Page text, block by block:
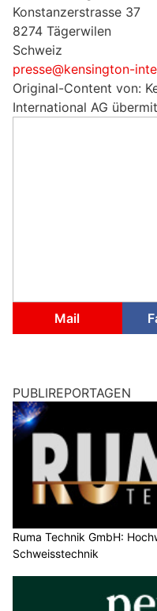
Konstanzerstrasse 37
8274 Tägerwilen
Schweiz
presse@kensington-
Original-Content von:
International AG
Mail
PUBLIREPORTAGEN
Ruma Technik GmbH:
Schweisstechnik